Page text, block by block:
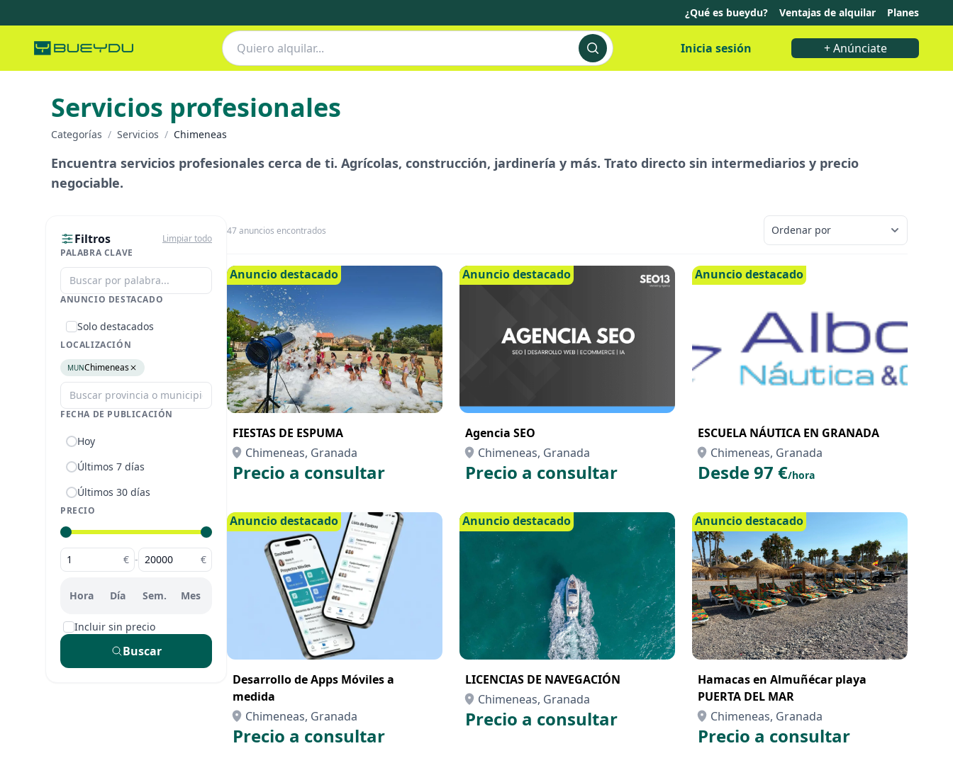
¿Qué es bueydu? Ventajas de alquilar Planes
Inicia sesión + Anúnciate
Servicios profesionales
Categorías / Servicios / Chimeneas
Encuentra servicios profesionales cerca de ti. Agrícolas, construcción, jardinería y más. Trato directo sin intermediarios y precio
negociable.
Filtros
Limpiar todo
PALABRA CLAVE
ANUNCIO DESTACADO
Solo destacados
LOCALIZACIÓN
MUNChimeneas
FECHA DE PUBLICACIÓN
Hoy
Últimos 7 días
Últimos 30 días
PRECIO
€ - €
Hora Día Sem. Mes
Incluir sin precio
Buscar
47anuncios encontrados
Anuncio destacado
FIESTAS DE ESPUMA
Chimeneas, Granada
Precio a consultar
Anuncio destacado
Agencia SEO
Chimeneas, Granada
Precio a consultar
Anuncio destacado
ESCUELA NÁUTICA EN GRANADA
Chimeneas, Granada
Desde 97 €/hora
Anuncio destacado
Desarrollo de Apps Móviles a
medida
Chimeneas, Granada
Precio a consultar
Anuncio destacado
LICENCIAS DE NAVEGACIÓN
Chimeneas, Granada
Precio a consultar
Anuncio destacado
Hamacas en Almuñécar playa
PUERTA DEL MAR
Chimeneas, Granada
Precio a consultar